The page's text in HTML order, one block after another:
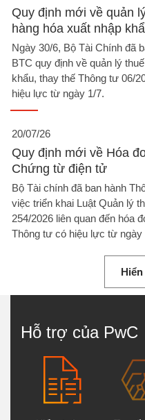
Quy định mới về quản
hàng hóa xuất nhập
Ngày 30/6, Bộ Tài Chính đã
BTC quy định về quản lý
khẩu, thay thế Thông tư 06/
hiệu lực từ ngày 1/7.
20/07/26
Quy định mới về Hóa
Chứng từ điện tử
Bộ Tài chính đã ban hành
việc triển khai Luật Quản lý
254/2026 liên quan đến hóa
Thông tư có hiệu lực từ ngày
Hỗ trợ của PwC